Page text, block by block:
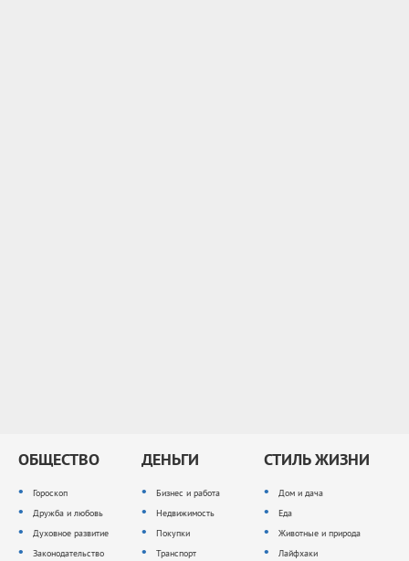
ОБЩЕСТВО
Гороскоп
Дружба и любовь
Духовное развитие
Законодательство
ДЕНЬГИ
Бизнес и работа
Недвижимость
Покупки
Транспорт
СТИЛЬ ЖИЗНИ
Дом и дача
Еда
Животные и природа
Лайфхаки